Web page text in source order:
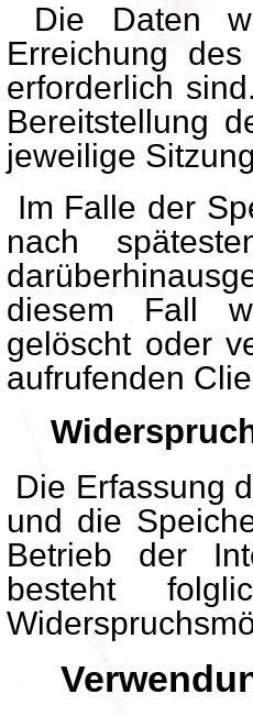
Die Daten
Erreichung
erforderlich
Bereitstellung
jeweilige
Im Falle der
nach
diesem Fall
gelöscht oder
aufrufenden
Die Erfassung
und die
Betrieb der
besteht